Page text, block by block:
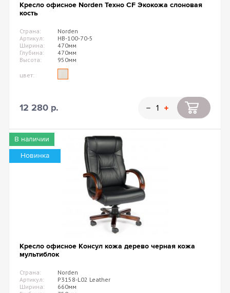
Кресло офисное Norden Техно CF Экокожа слоновая
кость
Страна:
Norden
Артикул:
HB-100-70-5
Ширина:
470мм
Глубина:
470мм
Высота:
950мм
цвет:
12 280 р.
Новинка
В наличии
Кресло офисное Консул кожа дерево черная кожа
мультиблок
Страна:
Norden
Артикул:
P3158-L02 Leather
Ширина:
660мм